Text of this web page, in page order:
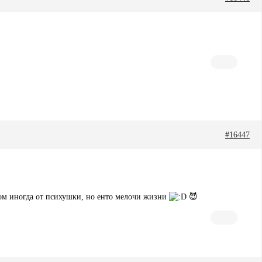
#16447
иногда от психушки, но енто мелочи жизни 😈